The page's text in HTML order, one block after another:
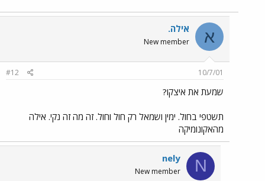
א אילה.
New member
10/7/01
#12
שמעת את איצקו?
תשטפי בחול. ימין ושמאל רק חול וחול. זה מה זה נקי. אילה
מהאקונומיקה
N
nely
New member